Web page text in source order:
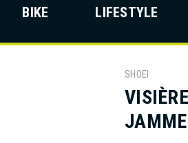
BIKE LIFESTYLE
SHOEI